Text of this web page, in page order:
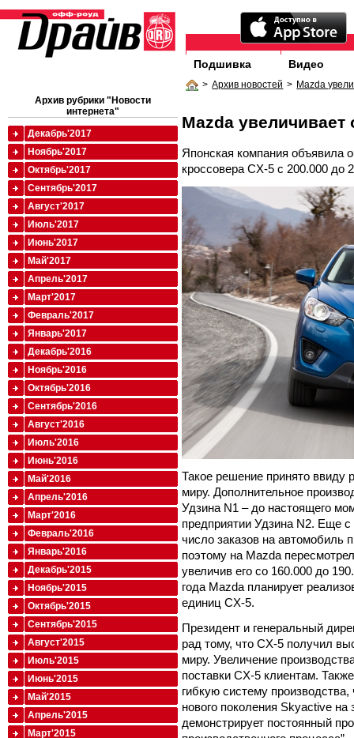
Подшивка Видео
> Архив новостей > Mazda
Mazda
Японская компания объявила
кроссовера CX-5 с 200.000 до
Такое решение принято ввиду
миру. Дополнительное
Удзина N1 – до настоящего
предприятии Удзина N2. Еще
число заказов на автомобиль
поэтому на Mazda
увеличив его со 160.000 до
года Mazda планирует
единиц CX-5.
Президент и генеральный
рад тому, что CX-5 получил
миру. Увеличение
поставки CX-5 клиентам.
гибкую систему
нового поколения Skyactive
демонстрирует постоянный
Архив рубрики "Новости
интернета"
Декабрь'2017
Ноябрь'2017
Октябрь'2017
Сентябрь'2017
Август'2017
Июль'2017
Июнь'2017
Май'2017
Апрель'2017
Март'2017
Февраль'2017
Январь'2017
Декабрь'2016
Ноябрь'2016
Октябрь'2016
Сентябрь'2016
Август'2016
Июль'2016
Июнь'2016
Май'2016
Апрель'2016
Март'2016
Февраль'2016
Январь'2016
Декабрь'2015
Ноябрь'2015
Октябрь'2015
Сентябрь'2015
Август'2015
Июль'2015
Июнь'2015
Май'2015
Апрель'2015
Март'2015